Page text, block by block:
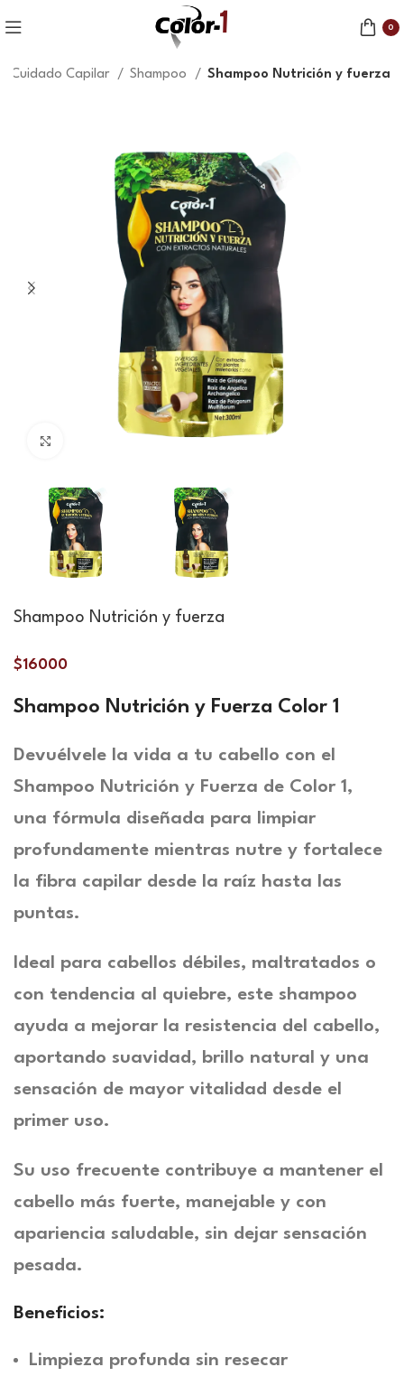
0
Cuidado Capilar Shampoo Shampoo Nutrición y fuerza
Haga clic para ampliar
Shampoo Nutrición y fuerza
$16000
Shampoo Nutrición y Fuerza Color 1
Devuélvele la vida a tu cabello con el
Shampoo Nutrición y Fuerza de Color 1,
una fórmula diseñada para limpiar
profundamente mientras nutre y fortalece
la fibra capilar desde la raíz hasta las
puntas.
Ideal para cabellos débiles, maltratados o
con tendencia al quiebre, este shampoo
ayuda a mejorar la resistencia del cabello,
aportando suavidad, brillo natural y una
sensación de mayor vitalidad desde el
primer uso.
Su uso frecuente contribuye a mantener el
cabello más fuerte, manejable y con
apariencia saludable, sin dejar sensación
pesada.
Beneficios:
Limpieza profunda sin resecar